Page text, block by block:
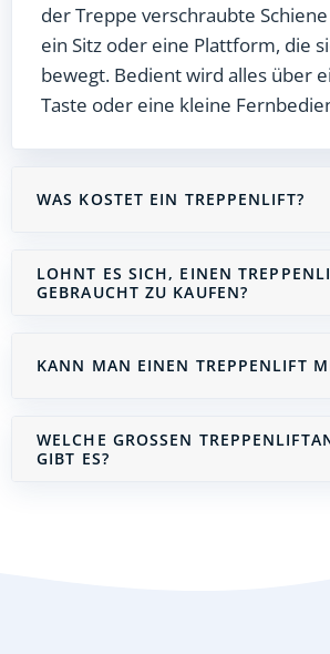
der Treppe verschraubte
ein Sitz oder eine Plattform, die
bewegt. Bedient wird alles über
Taste oder eine kleine
WAS KOSTET EIN TREPPENLIFT?
LOHNT ES SICH, EINEN
GEBRAUCHT ZU KAUFEN?
KANN MAN EINEN TREPPENLIFT
WELCHE GROSSEN
IBT ES?